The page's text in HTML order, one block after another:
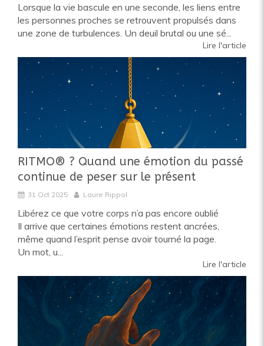
Lorsque la vie bascule en une seconde, les liens entre
les personnes proches se retrouvent propulsés dans
une zone de turbulences. Un deuil brutal ou une sé...
Lire l'article
RITMO® ? Quand une émotion du passé
continue de peser sur le présent
31 Oct 2025 Laure Rippol
Libérez ce que votre corps n’a pas encore oublié
Il arrive que certaines émotions restent ancrées,
même quand l’esprit pense avoir tourné la page.
Un mot, u...
Lire l'article